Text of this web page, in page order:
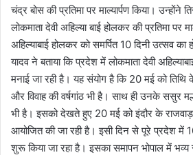
चंद्र बोस की प्रतिमा पर माल्यार्पण किया। उन्होंने
लोकमाता देवी अहिल्या बाई होलकर की प्रतिमा पर
अहिल्याबाई होलकर को समर्पित 10 दिनी उत्सव
यादव ने बताया कि प्रदेश में लोकमाता देवी
मनाई जा रही है। यह संयोग है कि 20 मई को
और विवाह की वर्षगांठ भी है। साथ ही उनके ससुर
भी है। इसको देखते हुए 20 मई को इंदौर के
आयोजित की जा रही है। इसी दिन से पूरे प्रदेश में
शुरू किया जा रहा है। इसका समापन भोपाल में